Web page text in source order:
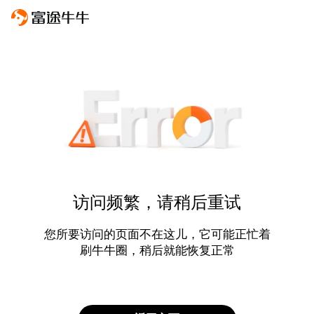
访问频繁，请稍后重试
您所要访问的页面不在这儿，它可能正忙着
刷牛牛圈，稍后就能恢复正常